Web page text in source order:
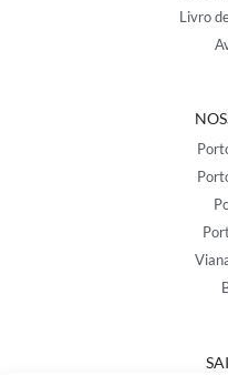
Livro